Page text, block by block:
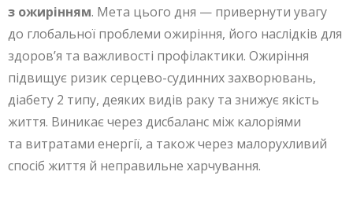
з ожирінням. Мета цього дня — привернути увагу
до глобальної проблеми ожиріння, його наслідків для
здоров’я та важливості профілактики. Ожиріння
підвищує ризик серцево-судинних захворювань,
діабету 2 типу, деяких видів раку та знижує якість
життя. Виникає через дисбаланс між калоріями
та витратами енергії, а також через малорухливий
спосіб життя й неправильне харчування.